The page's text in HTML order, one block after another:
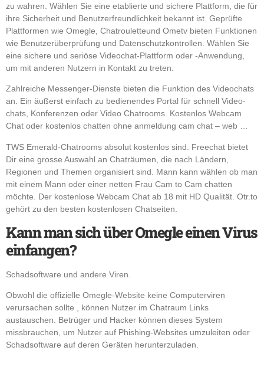
zu wahren. Wählen Sie eine etablierte und sichere Plattform, die für
ihre Sicherheit und Benutzerfreundlichkeit bekannt ist. Geprüfte
Plattformen wie Omegle, Chatrouletteund Ometv bieten Funktionen
wie Benutzerüberprüfung und Datenschutzkontrollen. Wählen Sie
eine sichere und seriöse Videochat-Plattform oder -Anwendung,
um mit anderen Nutzern in Kontakt zu treten.
Zahlreiche Messenger-Dienste bieten die Funktion des Videochats
an. Ein äußerst einfach zu bedienendes Portal für schnell Video-
chats, Konferenzen oder Video Chatrooms. Kostenlos Webcam
Chat oder kostenlos chatten ohne anmeldung cam chat – web …
TWS Emerald-Chatrooms absolut kostenlos sind. Freechat bietet
Dir eine grosse Auswahl an Chaträumen, die nach Ländern,
Regionen und Themen organisiert sind. Mann kann wählen ob man
mit einem Mann oder einer netten Frau Cam to Cam chatten
möchte. Der kostenlose Webcam Chat ab 18 mit HD Qualität. Otr.to
gehört zu den besten kostenlosen Chatseiten.
Kann man sich über Omegle einen Virus
einfangen?
Schadsoftware und andere Viren.
Obwohl die offizielle Omegle-Website keine Computerviren
verursachen sollte , können Nutzer im Chatraum Links
austauschen. Betrüger und Hacker können dieses System
missbrauchen, um Nutzer auf Phishing-Websites umzuleiten oder
Schadsoftware auf deren Geräten herunterzuladen.